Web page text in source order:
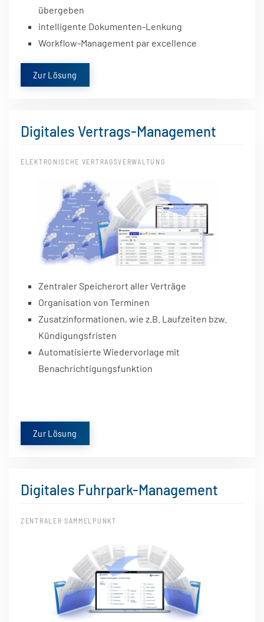
übergeben
intelligente Dokumenten-Lenkung
Workflow-Management par excellence
Zur Lösung
Digitales Vertrags-Management
ELEKTRONISCHE VERTRAGSVERWALTUNG
Zentraler Speicherort aller Verträge
Organisation von Terminen
Zusatzinformationen, wie z.B. Laufzeiten bzw.
Kündigungsfristen
Automatisierte Wiedervorlage mit
Benachrichtigungsfunktion
Zur Lösung
Digitales Fuhrpark-Management
ZENTRALER SAMMELPUNKT